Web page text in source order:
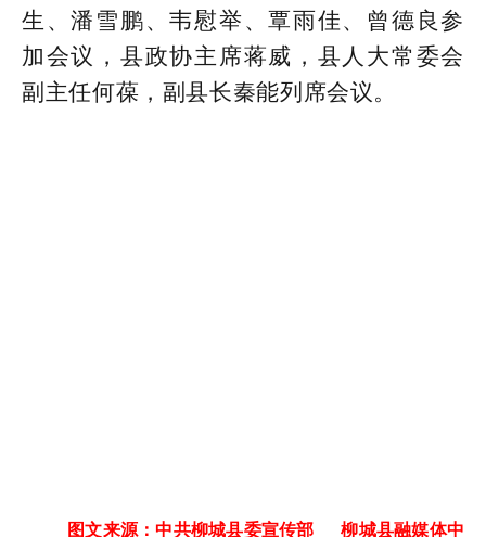
生、潘雪鹏、韦慰举、覃雨佳、曾德良参
加会议，县政协主席蒋威，县人大常委会
副主任何葆，副县长秦能列席会议。
图文来源：中共柳城县委宣传部 柳城县融媒体中